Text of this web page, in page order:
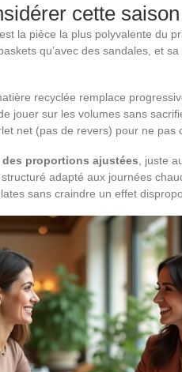
cette saison
est la pièce la plus polyvalente du
qu’avec des sandales, et
recyclée remplace
jouer sur les volumes sans
net (pas de revers) pour ne pas
proportions ajustées , juste
adapté aux journées
sans craindre un effet